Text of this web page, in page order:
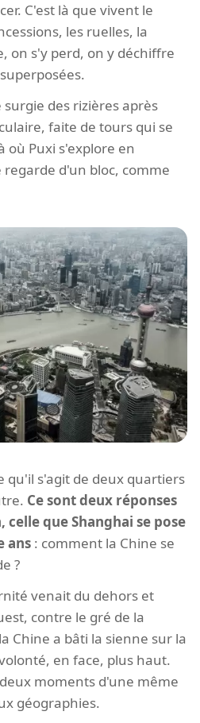
C'est là que vivent le
les ruelles, la
on s'y perd, on y déchiffre
surgie des rizières après
faite de tours qui se
où Puxi s'explore en
d'un bloc, comme
qu'il s'agit de deux quartiers
Ce sont deux réponses
que Shanghai se pose
ans : comment la Chine se
?
venait du dehors et
contre le gré de la
Chine a bâti la sienne sur la
en face, plus haut.
moments d'une même
géographies.